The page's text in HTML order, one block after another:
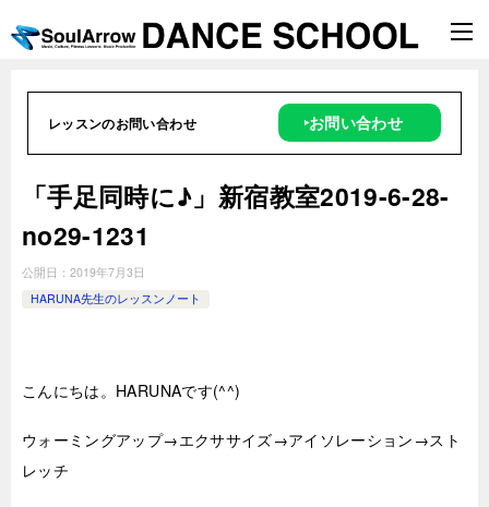
レッスンのお問い合わせ ‣お問い合わせ
「手足同時に♪」新宿教室2019-6-28-
no29-1231
公開日： 2019年7月3日
HARUNA先生のレッスンノート
こんにちは。HARUNAです(^^)
ウォーミングアップ→エクササイズ→アイソレーション→スト
レッチ